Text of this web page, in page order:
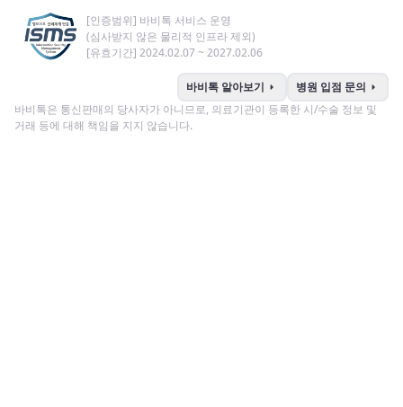
[인증범위] 바비톡 서비스 운영
(심사받지 않은 물리적 인프라 제외)
[유효기간] 2024.02.07 ~ 2027.02.06
바비톡 알아보기 arrow_right 병원 입점 문의 arrow_right
바비톡은 통신판매의 당사자가 아니므로, 의료기관이 등록한 시/수술 정보 및
거래 등에 대해 책임을 지지 않습니다.